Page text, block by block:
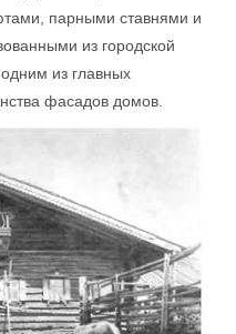
парными ставнями и
из городской
из главных
фасадов домов.